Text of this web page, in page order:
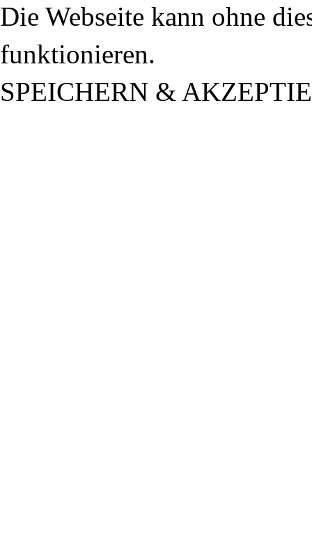
Die Webseite kann ohne
funktionieren.
SPEICHERN &